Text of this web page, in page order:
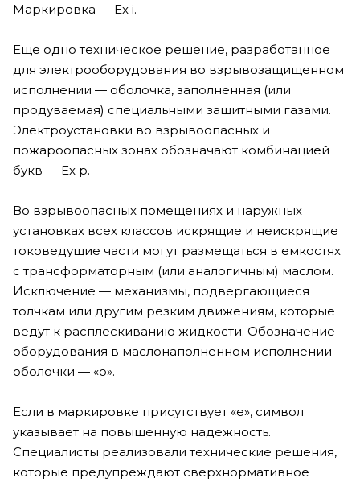
Маркировка — Ex i.
Еще одно техническое решение, разработанное
для электрооборудования во взрывозащищенном
исполнении — оболочка, заполненная (или
продуваемая) специальными защитными газами.
Электроустановки во взрывоопасных и
пожароопасных зонах обозначают комбинацией
букв — Ex p.
Во взрывоопасных помещениях и наружных
установках всех классов искрящие и неискрящие
токоведущие части могут размещаться в емкостях
с трансформаторным (или аналогичным) маслом.
Исключение — механизмы, подвергающиеся
толчкам или другим резким движениям, которые
ведут к расплескиванию жидкости. Обозначение
оборудования в маслонаполненном исполнении
оболочки — «o».
Если в маркировке присутствует «e», символ
указывает на повышенную надежность.
Специалисты реализовали технические решения,
которые предупреждают сверхнормативное